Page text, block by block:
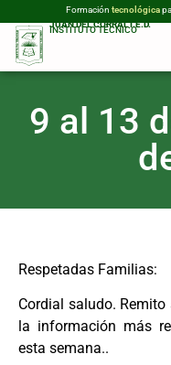
Formación tecnológica
INSTITUTO TÉCNICO
JUAN DEL CORRAL I.E.D.
9 al 13
Respetadas Familias:
Cordial saludo.
la información más
esta semana..